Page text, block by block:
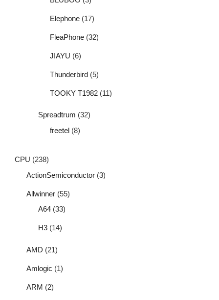
Elephone (17)
FleaPhone (32)
JIAYU (6)
Thunderbird (5)
TOOKY T1982 (11)
Spreadtrum (32)
freetel (8)
CPU (238)
ActionSemiconductor (3)
Allwinner (55)
A64 (33)
H3 (14)
AMD (21)
Amlogic (1)
ARM (2)